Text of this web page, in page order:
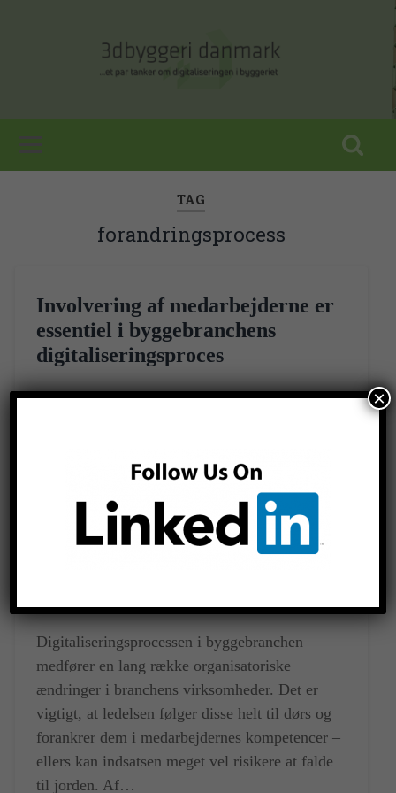
TAG
forandringsprocess
Involvering af medarbejderne er
essentiel i byggebranchens
digitaliseringsproces
Digitaliseringsprocessen i byggebranchen
medfører en lang række organisatoriske
ændringer i branchens virksomheder. Det er
vigtigt, at ledelsen følger disse helt til dørs og
forankrer dem i medarbejdernes kompetencer –
ellers kan indsatsen meget vel risikere at falde
til jorden. Af…
×